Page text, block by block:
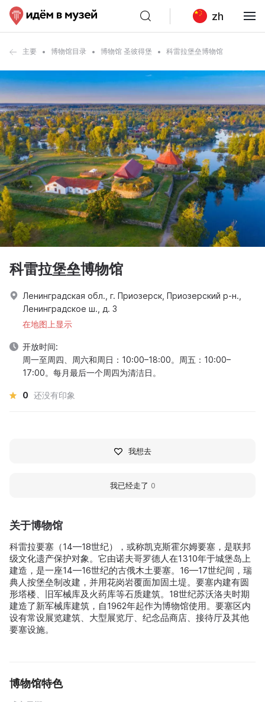
zh
主要 博物馆目录 博物馆 圣彼得堡 科雷拉堡垒博物馆
关于博物馆
科雷拉要塞（14—18世纪），或称凯克斯霍尔姆要塞，是联邦
级文化遗产保护对象。它由诺夫哥罗德人在1310年于城堡岛上
建造，是一座14—16世纪的古俄木土要塞。16—17世纪间，瑞
典人按堡垒制改建，并用花岗岩覆面加固土堤。要塞内建有圆
形塔楼、旧军械库及火药库等石质建筑。18世纪苏沃洛夫时期
建造了新军械库建筑，自1962年起作为博物馆使用。要塞区内
设有常设展览建筑、大型展览厅、纪念品商店、接待厅及其他
要塞设施。
博物馆特色
科雷拉堡垒博物馆
Ленинградская обл., г. Приозерск, Приозерский р-н.,
Ленинградское ш., д. 3
在地图上显示
开放时间:
周一至周四、周六和周日：10:00–18:00。周五：10:00–
17:00。每月最后一个周四为清洁日。
0 还没有印象
我想去
我已经走了 0